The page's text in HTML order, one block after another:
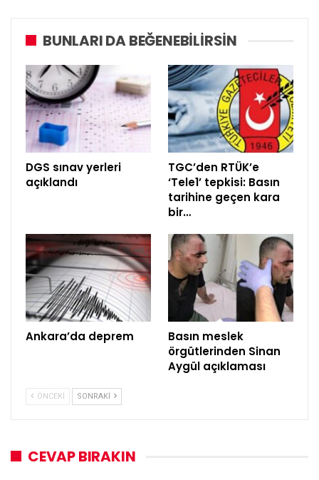
BUNLARI DA BEĞENEBILIRSIN
DGS sınav yerleri
açıklandı
TGC’den RTÜK’e
‘Tele1’ tepkisi: Basın
tarihine geçen kara
bir…
Ankara’da deprem
Basın meslek
örgütlerinden Sinan
Aygül açıklaması
ÖNCEKI SONRAKI
CEVAP BIRAKIN